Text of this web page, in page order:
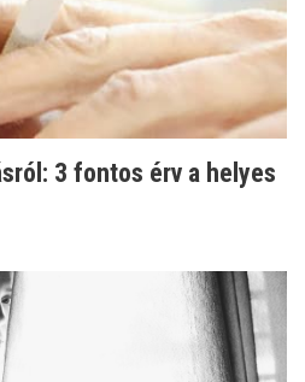
3 fontos érv a helyes